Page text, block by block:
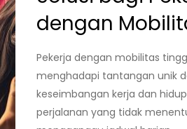
dengan
Pekerja dengan mobilitas
menghadapi tantangan unik
keseimbangan kerja dan
perjalanan yang tidak